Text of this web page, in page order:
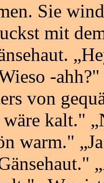
Sie
mit
-
von
kalt."
warm."